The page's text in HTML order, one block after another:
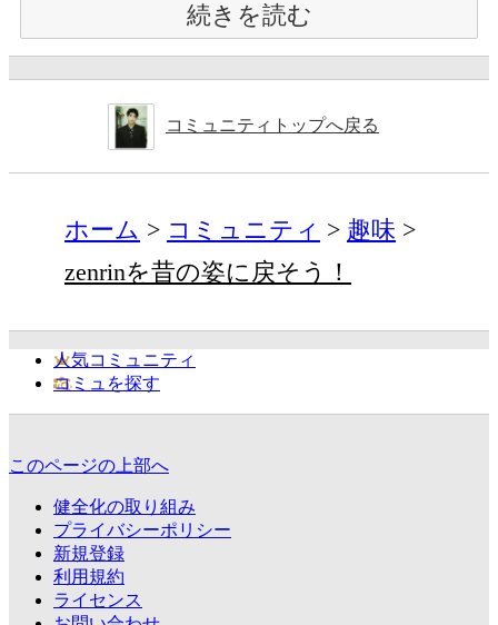
続きを読む
コミュニティトップへ戻る
ホーム コミュニティ
趣味
zenrinを昔の姿に戻そう！
人気コミュニティ
コミュを探す
このページの上部へ
健全化の取り組み
プライバシーポリシー
新規登録
利用規約
ライセンス